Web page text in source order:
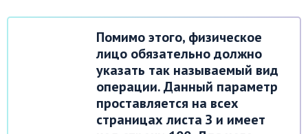
Помимо этого, физическое
лицо обязательно должно
указать так называемый вид
операции. Данный параметр
проставляется на всех
страницах листа З и имеет